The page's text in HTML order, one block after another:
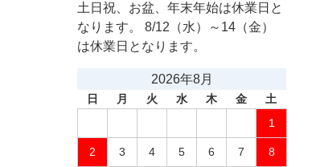
土日祝、お盆、年末年始は休業日と
なります。 8/12（水）～14（金）
は休業日となります。
2026年8月
日 月 火 水 木 金
土
1
2 3 4 5 6 7 8